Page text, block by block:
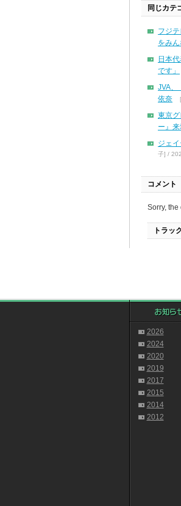
同じカテ
フジ
をみ
日本
です」
JVA、
依奈
東京
ー』来
ジェ
子] /
コメント
Sorry, the
トラッ
2026
2024
2020
2019
2017
2015
2014
2012